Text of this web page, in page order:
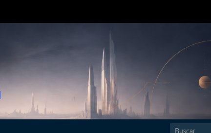
Search for: